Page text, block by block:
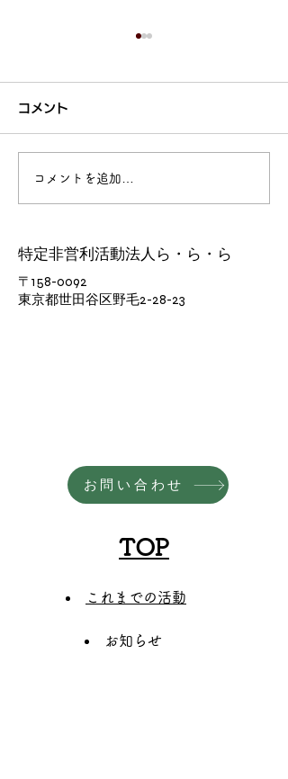
今日の楽ちん堂 2026年
ークを付けてください〜
コメント
コメントを追加…
特定非営利活動法人ら・ら・ら
東京都世田谷区野毛2-28-23
お問い合わせ
​〒158-0092
TOP
これまでの活動
お知らせ